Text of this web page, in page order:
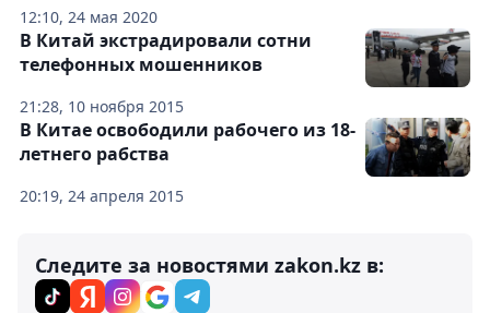
12:10, 24 мая 2020
21:28, 10 ноября 2015
В Китай экстрадировали сотни
телефонных мошенников
20:19, 24 апреля 2015
В Китае освободили рабочего из 18-
летнего рабства
Следите за новостями zakon.kz в: